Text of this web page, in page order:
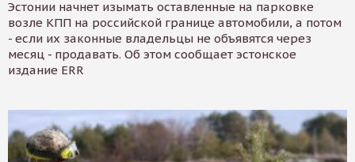
Эстонии начнет изымать оставленные на парковке
возле КПП на российской границе автомобили, а потом
- если их законные владельцы не объявятся через
месяц - продавать. Об этом сообщает эстонское
издание ERR